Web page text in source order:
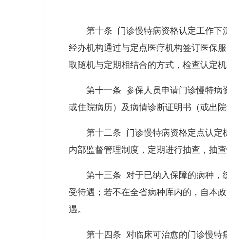
第十条 门诊慢特病资格认定工作下沉
经办机构通过与定点医疗机构签订医保
取随机与定期相结合的方式，检查认定
第十一条 参保人员申请门诊慢特病资
或住院病历）及病情诊断证明书（或出
第十二条 门诊慢特病资格定点认定机
内部监督管理制度，定期进行抽查，抽
第十三条 对于已纳入保障的病种，统
受待遇；若不在全省病种库内的，自本
遇。
第十四条 对临床可治愈的门诊慢特病